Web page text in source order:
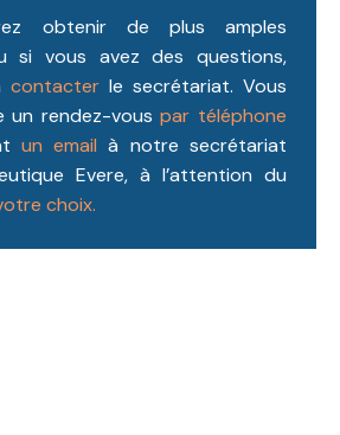
obtenir de plus amples
si vous avez des questions,
contacter le secrétariat. Vous
un rendez-vouspar téléphone
un email à notre secrétariat
Evere, à l’attention du
choix.